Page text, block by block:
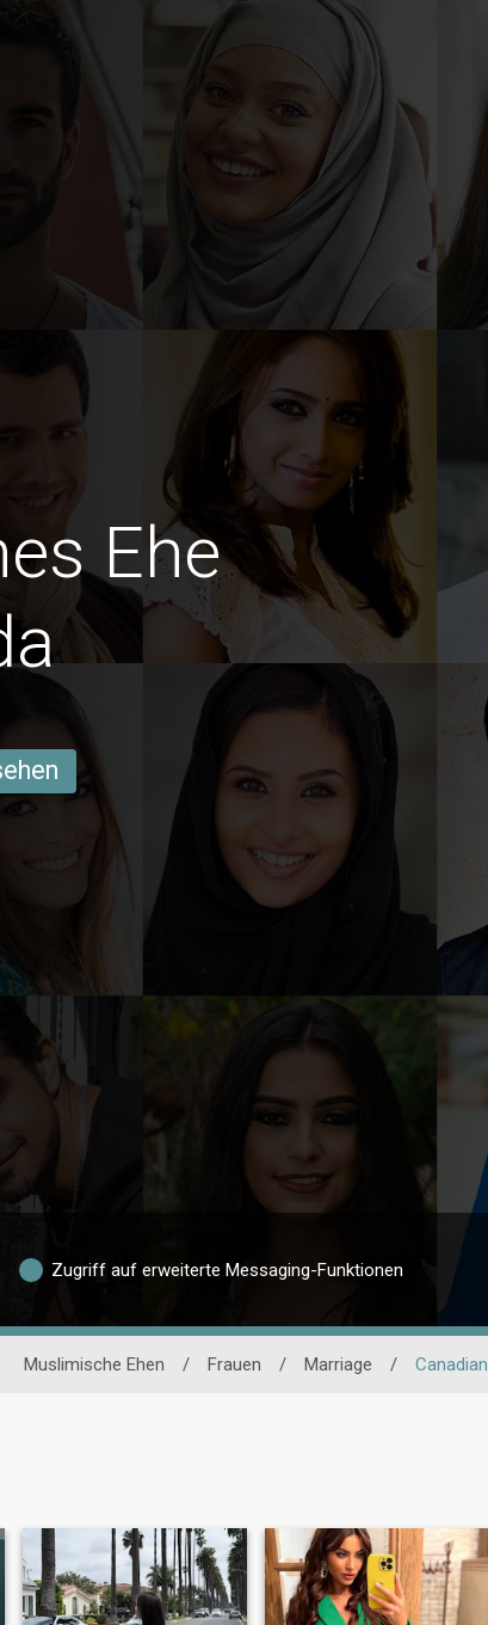
Ehe
Zugriff auf erweiterte Messaging-Funktionen
Muslimische Ehen / Frauen / Marriage / Canadian